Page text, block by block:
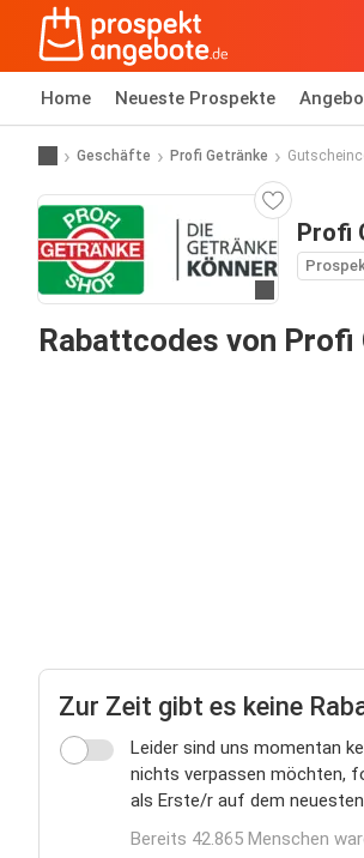
Home Neueste Prospekte
Geschäfte Profi Getränke
Profi
Rabattcodes von Profi
Zur Zeit gibt es keine
Leider sind uns momentan
nichts verpassen möchten,
als Erste/r auf dem
Bereits 42.865 Menschen